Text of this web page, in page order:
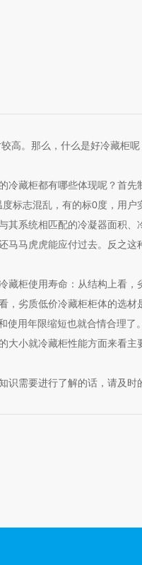
。那么，什么是好冷藏柜呢
藏柜都有哪些体现呢？首先
标志混乱，有的标0度，用
系统相匹配的冷凝器面积
马虎虎能应付过去。反之这
柜使用寿命：从结构上看，
劣质低价冷藏柜柜体的选材
用年限缩短也就合情合理了
小就冷藏柜性能方面来看主
需要进行了解的话，请及时